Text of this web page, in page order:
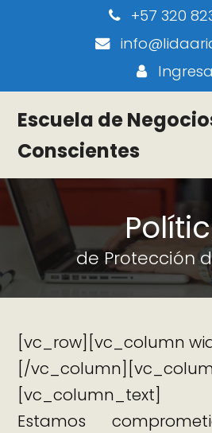
+57 320
Escuela de
Conscientes
de Protección
[vc_row][vc_column
[/
[vc_column_text]
Estamos